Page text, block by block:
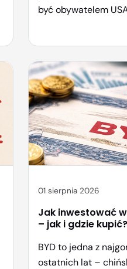
być obywatelem
otworzyć konto u
oferuje tego rodzaju
takich nie brakuje.
wyjaśniamy: jak od
inwestować w akcje
01 sierpnia 2026
Jak inwestować w
– jak i gdzie kupić?
BYD to jedna z
ostatnich lat –